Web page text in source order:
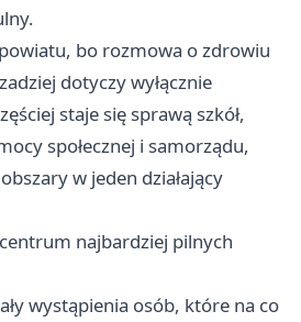
bo rozmowa o zdrowiu
dotyczy wyłącznie
staje się sprawą szkół,
społecznej i samorządu,
w jeden działający
najbardziej pilnych
wystąpienia osób, które na co